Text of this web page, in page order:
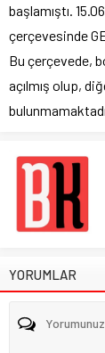
başlamıştı.
çerçevesinde
Bu çerçevede,
açılmış olup,
YORUMLAR